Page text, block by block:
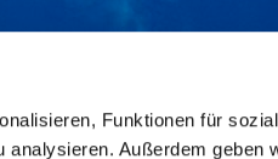
Funktionen für
analysieren. Außerdem geben